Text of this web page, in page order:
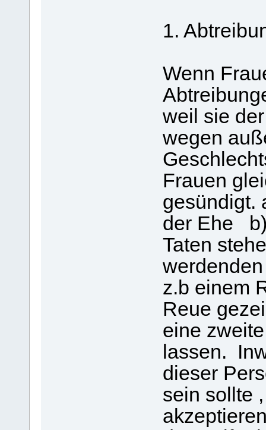
1.
Wenn
weil sie
wegen
Frauen
gesündigt.
der Ehe
Taten
z.b einem
Reue
eine
lassen.
dieser
sein sollte